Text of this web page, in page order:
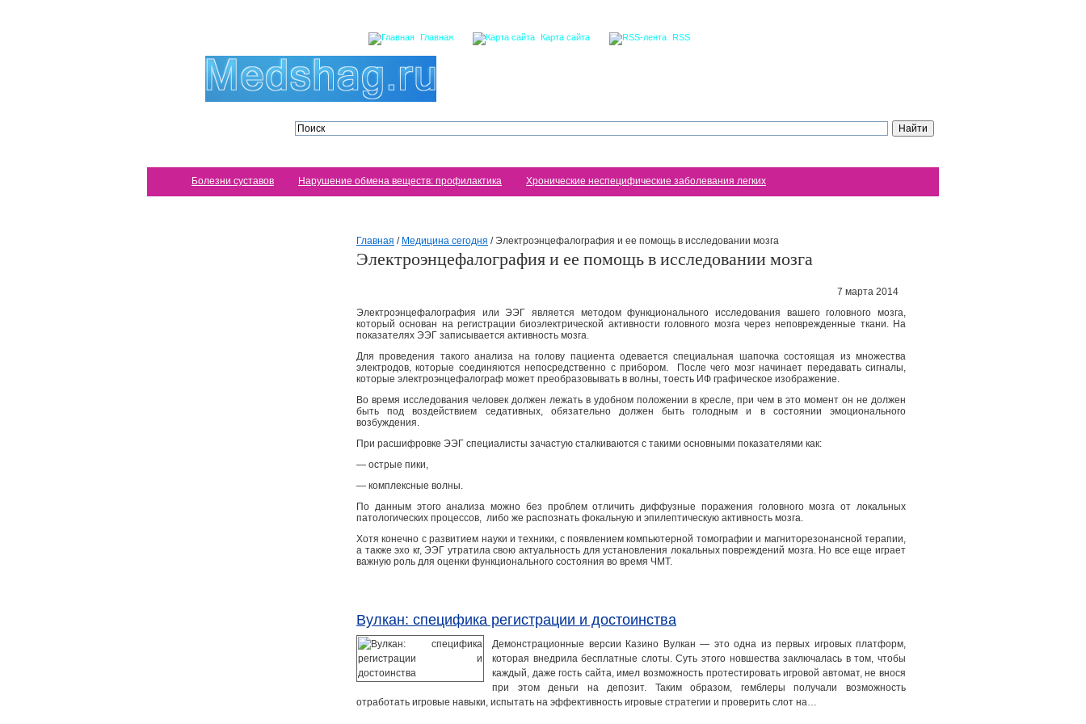
Главная Карта сайта RSS
Болезни суставов Нарушение обмена веществ: профилактика Хронические неспецифические заболевания легких
Главная / Медицина сегодня /Электроэнцефалография и ее помощь в исследовании мозга
Электроэнцефалография и ее помощь в исследовании мозга
7 марта 2014
Электроэнцефалография или ЭЭГ является методом функционального исследования вашего головного мозга,
который основан на регистрации биоэлектрической активности головного мозга через неповрежденные ткани. На
показателях ЭЭГ записывается активность мозга.
Для проведения такого анализа на голову пациента одевается специальная шапочка состоящая из множества
электродов, которые соединяются непосредственно с прибором. После чего мозг начинает передавать сигналы,
которые электроэнцефалограф может преобразовывать в волны, тоесть ИФ графическое изображение.
Во время исследования человек должен лежать в удобном положении в кресле, при чем в это момент он не должен
быть под воздействием седативных, обязательно должен быть голодным и в состоянии эмоционального
возбуждения.
При расшифровке ЭЭГ специалисты зачастую сталкиваются с такими основными показателями как:
— острые пики,
— комплексные волны.
По данным этого анализа можно без проблем отличить диффузные поражения головного мозга от локальных
патологических процессов, либо же распознать фокальную и эпилептическую активность мозга.
Хотя конечно с развитием науки и техники, с появлением компьютерной томографии и магниторезонансной терапии,
а также эхо кг, ЭЭГ утратила свою актуальность для установления локальных повреждений мозга. Но все еще играет
важную роль для оценки функционального состояния во время ЧМТ.
Вулкан: специфика регистрации и достоинства
Демонстрационные версии Казино Вулкан — это одна из первых игровых платформ,
которая внедрила бесплатные слоты. Суть этого новшества заключалась в том, чтобы
каждый, даже гость сайта, имел возможность протестировать игровой автомат, не внося
при этом деньги на депозит. Таким образом, гемблеры получали возможность
отработать игровые навыки, испытать на эффективность игровые стратегии и проверить слот на…